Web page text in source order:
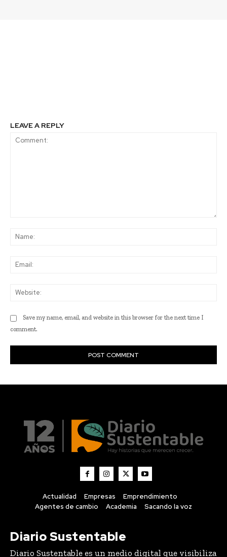
Actualidad Empresas
Emprendimiento
Agentes de cambio
Academia Sacando la voz
Diario Sustentable
Diario Sustentable es un medio digital que visibiliza